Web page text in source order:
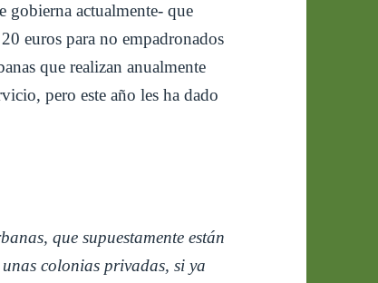
gobierna actualmente- que
euros para no empadronados
que realizan anualmente
pero este año les ha dado
que supuestamente están
colonias privadas, si ya